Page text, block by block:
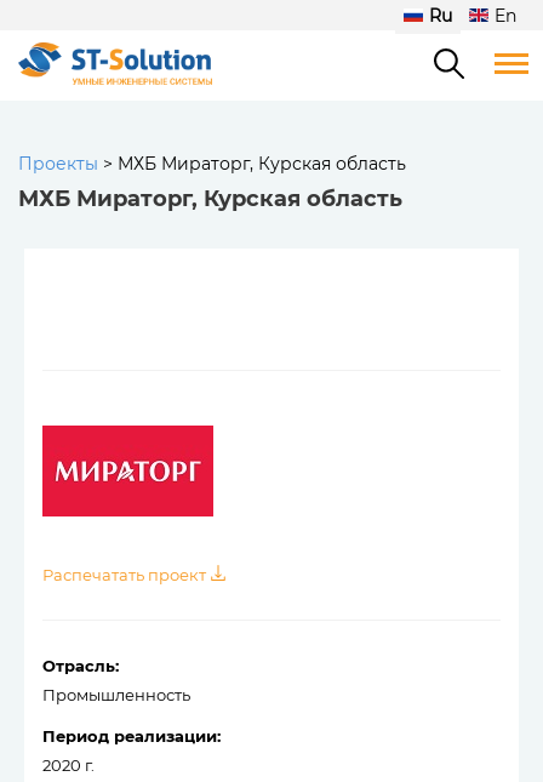
Ru En
Проекты > МХБ Мираторг, Курская область
МХБ Мираторг, Курская область
Распечатать проект
Отрасль:
Промышленность
Период реализации:
2020 г.